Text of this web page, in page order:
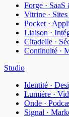
Forge · SaaS
Vitrine ·
Pocket ·
Liaison ·
Citadelle ·
Continuité ·
Studio
Identité ·
Lumière ·
Onde ·
Signal ·